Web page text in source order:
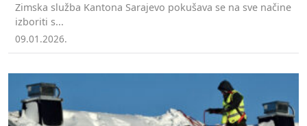
Zimska služba Kantona Sarajevo pokušava se na sve načine
izboriti s...
09.01.2026.